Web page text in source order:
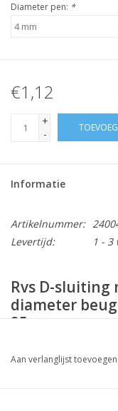
Diameter pen: *
€1,12
+
-
Informatie
Artikelnummer:
Levertijd:
1 - 3
Rvs D-sluiting
diameter
25mm.
Niet geschikt
Aan verlanglijst toevoegen